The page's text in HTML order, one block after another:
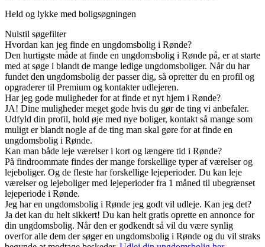
Held og lykke med boligsøgningen
Nulstil søgefilter
Hvordan kan jeg finde en ungdomsbolig i Rønde?
Den hurtigste måde at finde en ungdomsbolig i Rønde på, er at starte
med at søge i blandt de mange ledige ungdomsboliger. Når du har
fundet den ungdomsbolig der passer dig, så opretter du en profil og
opgraderer til Premium og kontakter udlejeren.
Har jeg gode muligheder for at finde et nyt hjem i Rønde?
JA! Dine muligheder meget gode hvis du gør de ting vi anbefaler.
Udfyld din profil, hold øje med nye boliger, kontakt så mange som
muligt er blandt nogle af de ting man skal gøre for at finde en
ungdomsbolig i Rønde.
Kan man både leje værelser i kort og længere tid i Rønde?
På findroommate findes der mange forskellige typer af værelser og
lejeboliger. Og de fleste har forskellige lejeperioder. Du kan leje
værelser og lejeboliger med lejeperioder fra 1 måned til ubegrænset
lejeperiode i Rønde.
Jeg har en ungdomsbolig i Rønde jeg godt vil udleje. Kan jeg det?
Ja det kan du helt sikkert! Du kan helt gratis oprette en annonce for
din ungdomsbolig. Når den er godkendt så vil du være synlig
overfor alle dem der søger en ungdomsbolig i Rønde og du vil straks